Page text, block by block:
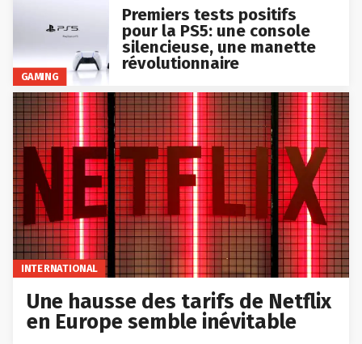
GAMING
Premiers tests positifs
pour la PS5: une console
silencieuse, une manette
révolutionnaire
INTERNATIONAL
Une hausse des tarifs de Netflix
en Europe semble inévitable